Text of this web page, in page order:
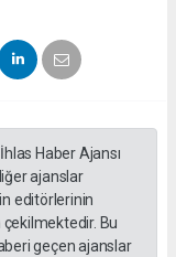
Haber Ajansı
ajanslar
editörlerinin
Bu
geçen ajanslar